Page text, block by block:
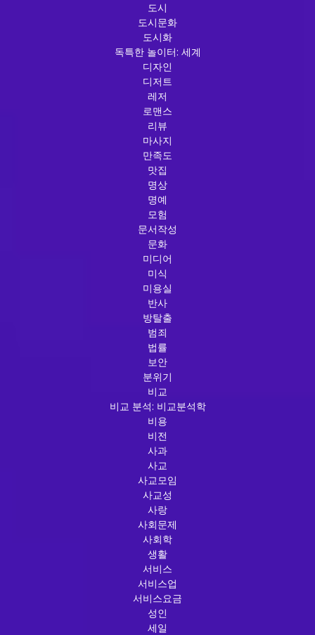
도시
도시문화
도시화
독특한 놀이터: 세계
디자인
디저트
레저
로맨스
리뷰
마사지
만족도
맛집
명상
명예
모험
문서작성
문화
미디어
미식
미용실
반사
방탈출
범죄
법률
보안
분위기
비교
비교 분석: 비교분석학
비용
비전
사과
사교
사교모임
사교성
사랑
사회문제
사회학
생활
서비스
서비스업
서비스요금
성인
세일